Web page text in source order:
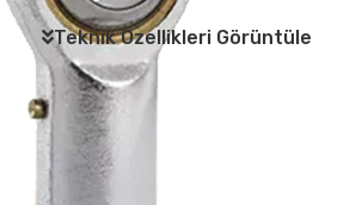
Teknik Özellikleri Görüntüle